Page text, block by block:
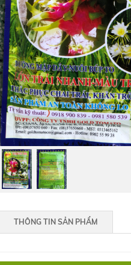
THÔNG TIN SẢN PHẨM